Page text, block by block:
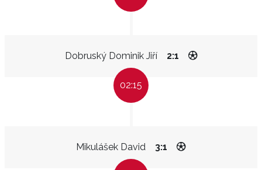
Dobruský Dominik Jiří 2:1
02:15
Mikulášek David 3:1